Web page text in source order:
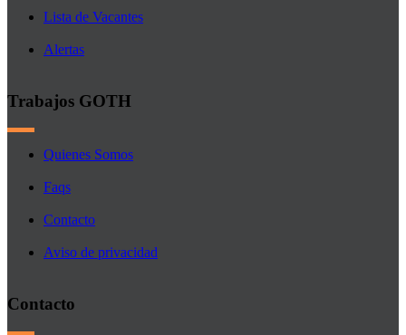
Lista de Vacantes
Alertas
Trabajos GOTH
Quienes Somos
Faqs
Contacto
Aviso de privacidad
Contacto